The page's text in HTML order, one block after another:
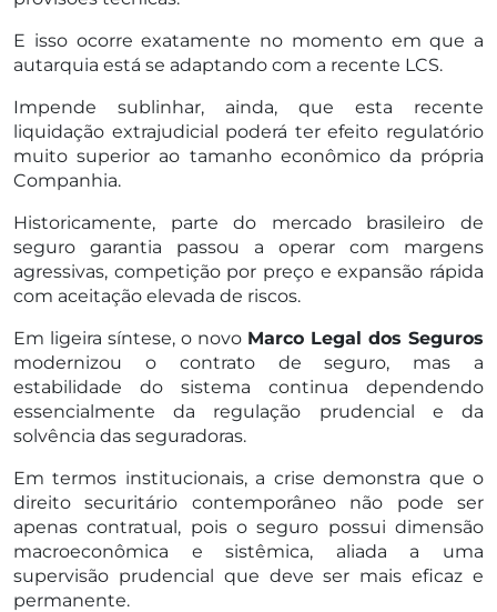
E isso ocorre exatamente no momento em que a
autarquia está se adaptando com a recente LCS.
Impende sublinhar, ainda, que esta recente
liquidação extrajudicial poderá ter efeito regulatório
muito superior ao tamanho econômico da própria
Companhia.
Historicamente, parte do mercado brasileiro de
seguro garantia passou a operar com margens
agressivas, competição por preço e expansão rápida
com aceitação elevada de riscos.
Em ligeira síntese, o novo Marco Legal dos Seguros
modernizou o contrato de seguro, mas a
estabilidade do sistema continua dependendo
essencialmente da regulação prudencial e da
solvência das seguradoras.
Em termos institucionais, a crise demonstra que o
direito securitário contemporâneo não pode ser
apenas contratual, pois o seguro possui dimensão
macroeconômica e sistêmica, aliada a uma
supervisão prudencial que deve ser mais eficaz e
permanente.